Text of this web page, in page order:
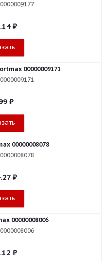
₽
00000009171
₽
00000008078
₽
00000008006
₽